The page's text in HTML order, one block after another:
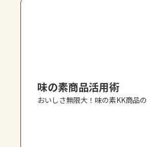
味の素商品活用術
おいしさ無限大！味の素KK商品